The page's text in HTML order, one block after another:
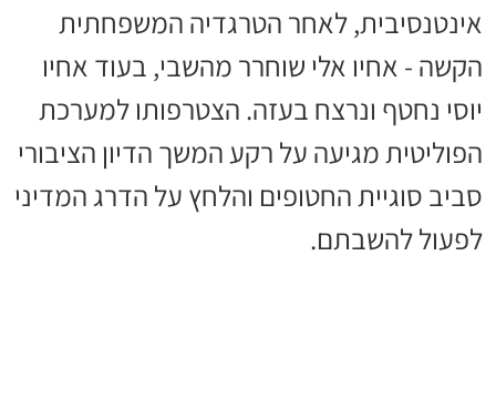
אינטנסיבית, לאחר הטרגדיה המשפחתית
הקשה - אחיו אלי שוחרר מהשבי, בעוד אחיו
יוסי נחטף ונרצח בעזה. הצטרפותו למערכת
הפוליטית מגיעה על רקע המשך הדיון הציבורי
סביב סוגיית החטופים והלחץ על הדרג המדיני
לפעול להשבתם.